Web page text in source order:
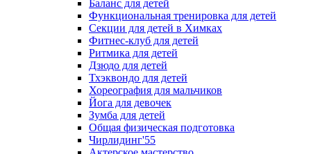
Баланс для детей
Функциональная тренировка для детей
Секции для детей в Химках
Фитнес-клуб для детей
Ритмика для детей
Дзюдо для детей
Тхэквондо для детей
Хореография для мальчиков
Йога для девочек
Зумба для детей
Общая физическая подготовка
Чирлидинг'55